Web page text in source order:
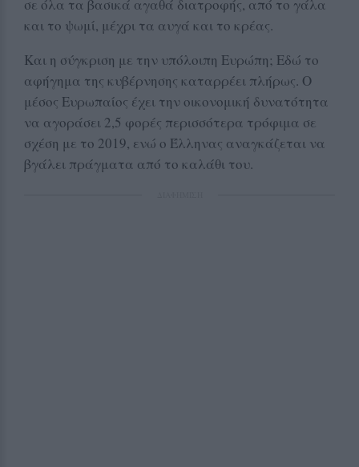
σε όλα τα βασικά αγαθά διατροφής, από το γάλα
και το ψωμί, μέχρι τα αυγά και το κρέας.
Και η σύγκριση με την υπόλοιπη Ευρώπη; Εδώ το
αφήγημα της κυβέρνησης καταρρέει πλήρως. Ο
μέσος Ευρωπαίος έχει την οικονομική δυνατότητα
να αγοράσει 2,5 φορές περισσότερα τρόφιμα σε
σχέση με το 2019, ενώ ο Έλληνας αναγκάζεται να
βγάλει πράγματα από το καλάθι του.